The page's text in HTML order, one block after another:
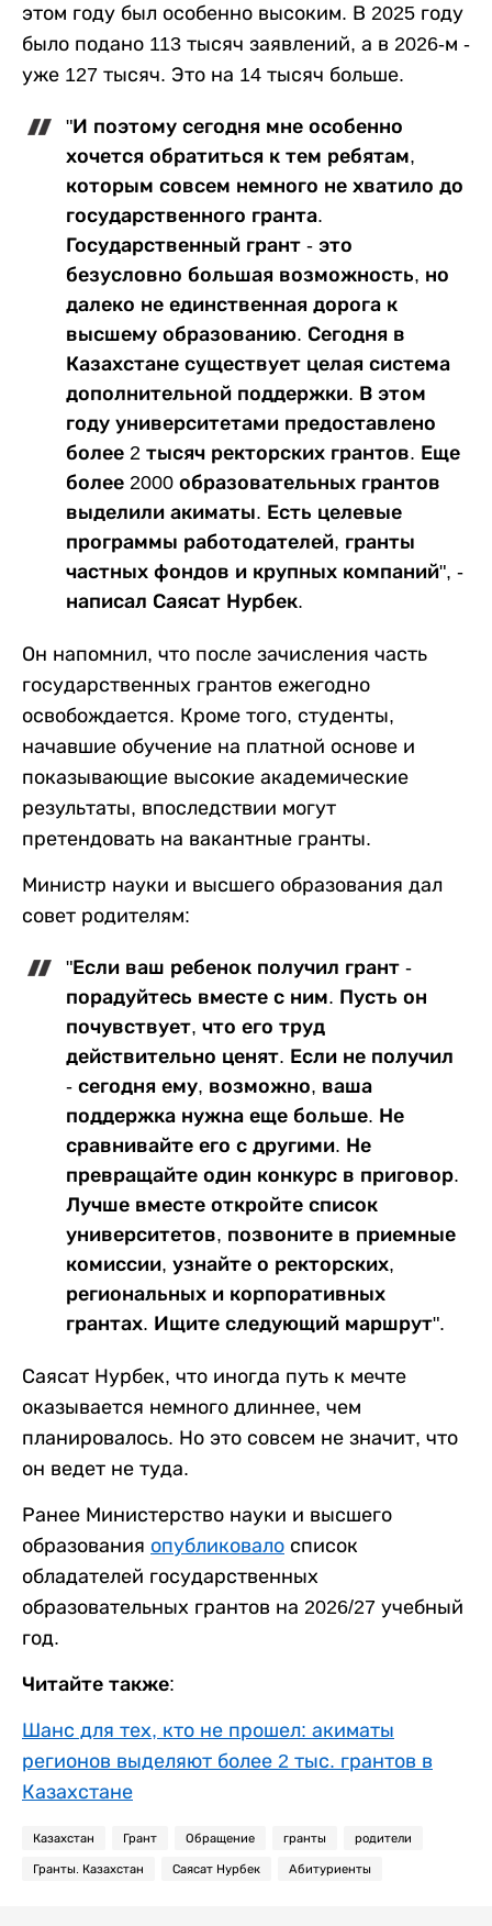
этом году был особенно высоким. В 2025 году
было подано 113 тысяч заявлений, а в 2026-м -
уже 127 тысяч. Это на 14 тысяч больше.
"И поэтому сегодня мне особенно
хочется обратиться к тем ребятам,
которым совсем немного не хватило до
государственного гранта.
Государственный грант - это
безусловно большая возможность, но
далеко не единственная дорога к
высшему образованию. Сегодня в
Казахстане существует целая система
дополнительной поддержки. В этом
году университетами предоставлено
более 2 тысяч ректорских грантов. Еще
более 2000 образовательных грантов
выделили акиматы. Есть целевые
программы работодателей, гранты
частных фондов и крупных компаний", -
написал Саясат Нурбек.
Он напомнил, что после зачисления часть
государственных грантов ежегодно
освобождается. Кроме того, студенты,
начавшие обучение на платной основе и
показывающие высокие академические
результаты, впоследствии могут
претендовать на вакантные гранты.
Министр науки и высшего образования дал
совет родителям:
"Если ваш ребенок получил грант -
порадуйтесь вместе с ним. Пусть он
почувствует, что его труд
действительно ценят. Если не получил
- сегодня ему, возможно, ваша
поддержка нужна еще больше. Не
сравнивайте его с другими. Не
превращайте один конкурс в приговор.
Лучше вместе откройте список
университетов, позвоните в приемные
комиссии, узнайте о ректорских,
региональных и корпоративных
грантах. Ищите следующий маршрут".
Саясат Нурбек, что иногда путь к мечте
оказывается немного длиннее, чем
планировалось. Но это совсем не значит, что
он ведет не туда.
Ранее Министерство науки и высшего
образования опубликовало список
обладателей государственных
образовательных грантов на 2026/27 учебный
год.
Читайте также:
Шанс для тех, кто не прошел: акиматы
регионов выделяют более 2 тыс. грантов в
Казахстане
Казахстан Грант Обращение гранты родители
Гранты. Казахстан Саясат Нурбек Абитуриенты